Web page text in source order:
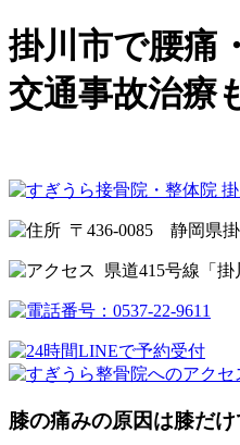
掛川市で腰痛
交通事故治療
〒436-0085 静岡県
県道415号線「
膝の痛みの原因は膝だ